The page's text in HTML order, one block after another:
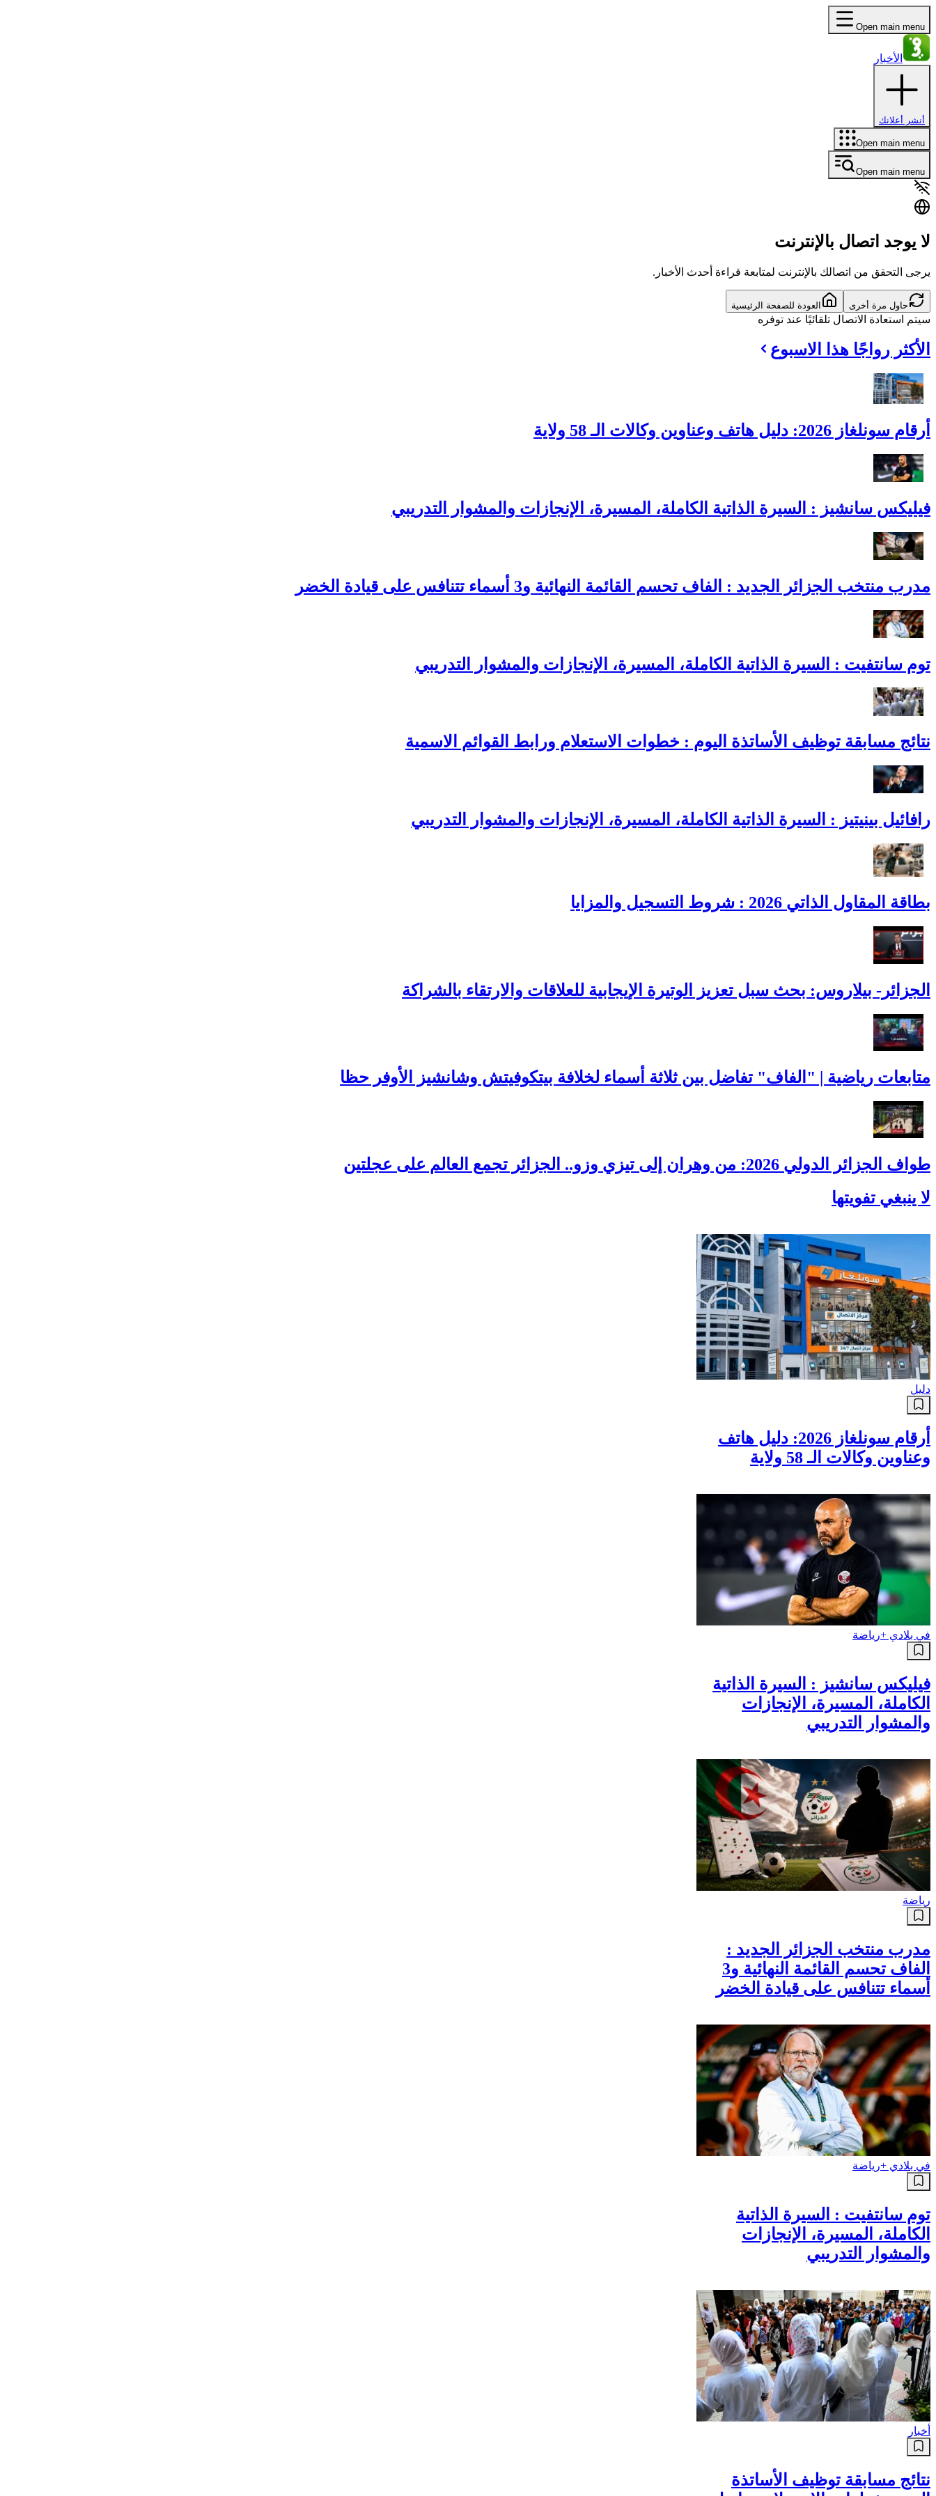
Open main menu
الأخبار
أنشر أعلانك
Open main menu
Open main menu
لا يوجد اتصال بالإنترنت
يرجى التحقق من اتصالك بالإنترنت لمتابعة قراءة أحدث الأخبار.
حاول مرة أخرى العودة للصفحة الرئيسية
سيتم استعادة الاتصال تلقائيًا عند توفره
الأكثر رواجًا هذا الاسبوع
أرقام سونلغاز 2026: دليل هاتف وعناوين وكالات الـ 58 ولاية
فيليكس سانشيز : السيرة الذاتية الكاملة، المسيرة، الإنجازات والمشوار التدريبي
مدرب منتخب الجزائر الجديد : الفاف تحسم القائمة النهائية و3 أسماء تتنافس على قيادة الخضر
توم سانتفيت : السيرة الذاتية الكاملة، المسيرة، الإنجازات والمشوار التدريبي
نتائج مسابقة توظيف الأساتذة اليوم : خطوات الاستعلام ورابط القوائم الاسمية
رافائيل بينيتيز : السيرة الذاتية الكاملة، المسيرة، الإنجازات والمشوار التدريبي
بطاقة المقاول الذاتي 2026 : شروط التسجيل والمزايا
الجزائر- بيلاروس: بحث سبل تعزيز الوتيرة الإيجابية للعلاقات والارتقاء بالشراكة
متابعات رياضية | "الفاف" تفاضل بين ثلاثة أسماء لخلافة بيتكوفيتش وشانشيز الأوفر حظا
طواف الجزائر الدولي 2026: من وهران إلى تيزي وزو.. الجزائر تجمع العالم على عجلتين
لا ينبغي تفويتها
دليل
أرقام سونلغاز 2026: دليل هاتف
وعناوين وكالات الـ 58 ولاية
في بلادي +رياضة
فيليكس سانشيز : السيرة الذاتية
الكاملة، المسيرة، الإنجازات
والمشوار التدريبي
رياضة
مدرب منتخب الجزائر الجديد :
الفاف تحسم القائمة النهائية و3
أسماء تتنافس على قيادة الخضر
في بلادي +رياضة
توم سانتفيت : السيرة الذاتية
الكاملة، المسيرة، الإنجازات
والمشوار التدريبي
أخبار
نتائج مسابقة توظيف الأساتذة